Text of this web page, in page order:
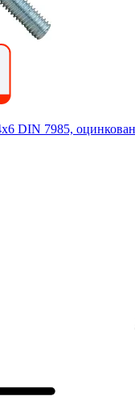
DIN 7985,